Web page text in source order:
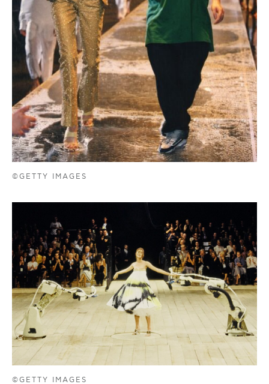
©GETTY IMAGES
©GETTY IMAGES